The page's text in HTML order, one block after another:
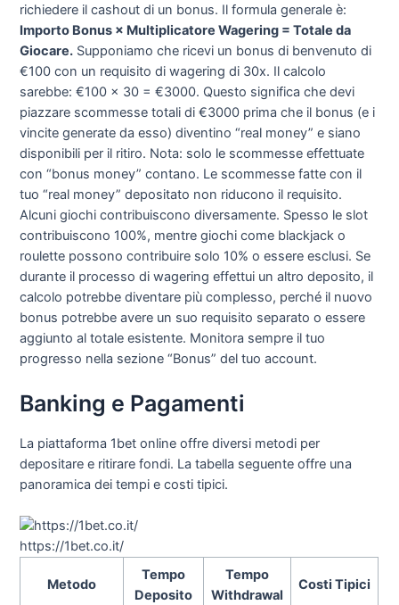
richiedere il cashout di un bonus. Il formula generale è:
Importo Bonus × Multiplicatore Wagering = Totale da
Giocare. Supponiamo che ricevi un bonus di benvenuto di
€100 con un requisito di wagering di 30x. Il calcolo
sarebbe: €100 × 30 = €3000. Questo significa che devi
piazzare scommesse totali di €3000 prima che il bonus (e i
vincite generate da esso) diventino “real money” e siano
disponibili per il ritiro. Nota: solo le scommesse effettuate
con “bonus money” contano. Le scommesse fatte con il
tuo “real money” depositato non riducono il requisito.
Alcuni giochi contribuiscono diversamente. Spesso le slot
contribuiscono 100%, mentre giochi come blackjack o
roulette possono contribuire solo 10% o essere esclusi. Se
durante il processo di wagering effettui un altro deposito, il
calcolo potrebbe diventare più complesso, perché il nuovo
bonus potrebbe avere un suo requisito separato o essere
aggiunto al totale esistente. Monitora sempre il tuo
progresso nella sezione “Bonus” del tuo account.
Banking e Pagamenti
La piattaforma 1bet online offre diversi metodi per
depositare e ritirare fondi. La tabella seguente offre una
panoramica dei tempi e costi tipici.
https://1bet.co.it/
Metodo
Tempo
Deposito
Tempo
Withdrawal
Costi Tipici